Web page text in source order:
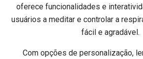
oferece funcionalidades e
usuários a meditar e controlar a
fácil e agradável.
Com opções de personalização,